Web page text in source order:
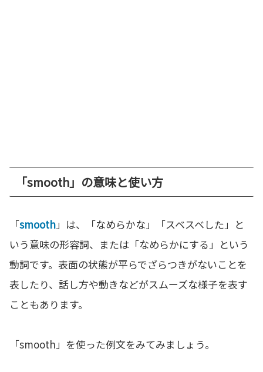
「smooth」の意味と使い方
「smooth」は、「なめらかな」「スベスベした」と
いう意味の形容詞、または「なめらかにする」という
動詞です。表面の状態が平らでざらつきがないことを
表したり、話し方や動きなどがスムーズな様子を表す
こともあります。
「smooth」を使った例文をみてみましょう。